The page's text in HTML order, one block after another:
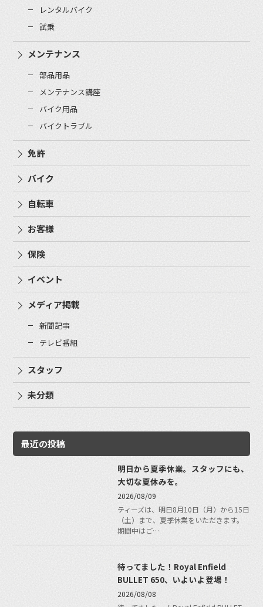
レンタルバイク
試乗
メンテナンス
部品用品
メンテナンス講座
バイク用品
バイクトラブル
免許
バイク
自転車
お客様
保険
イベント
メディア掲載
新聞記事
テレビ番組
スタッフ
未分類
最近の投稿
明日から夏季休業。スタッフにも、
大切な夏休みを。
2026/08/09
ティーズは、明日8月10日（月）から15日
（土）まで、夏季休業をいただきます。
期間中はご…
待ってました！Royal Enfield
BULLET 650、いよいよ登場！
2026/08/08